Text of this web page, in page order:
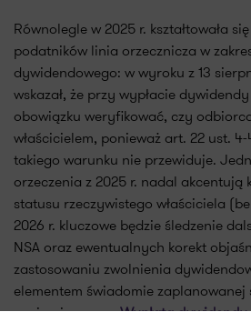
Równolegle w 2025 r. kształtowała
podatników linia orzecznicza w
dywidendowego: w wyroku z 13
wskazał, że przy wypłacie
obowiązku weryfikować, czy
właścicielem, ponieważ art. 22 ust.
takiego warunku nie przewiduje.
orzeczenia z 2025 r. nadal akcentują
statusu rzeczywistego właściciela
2026 r. kluczowe będzie śledzenie
NSA oraz ewentualnych korekt
zastosowaniu zwolnienia
elementem świadomie zaplanowanej